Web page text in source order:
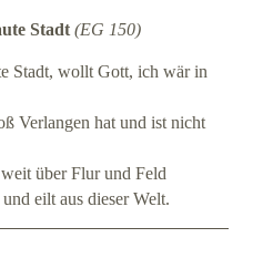
Stadt (EG 150)
Stadt, wollt Gott, ich wär in
Verlangen hat und ist nicht
über Flur und Feld
eilt aus dieser Welt.